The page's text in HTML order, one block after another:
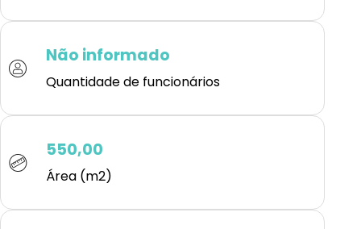
Não informado
Quantidade de funcionários
550,00
Área (m2)